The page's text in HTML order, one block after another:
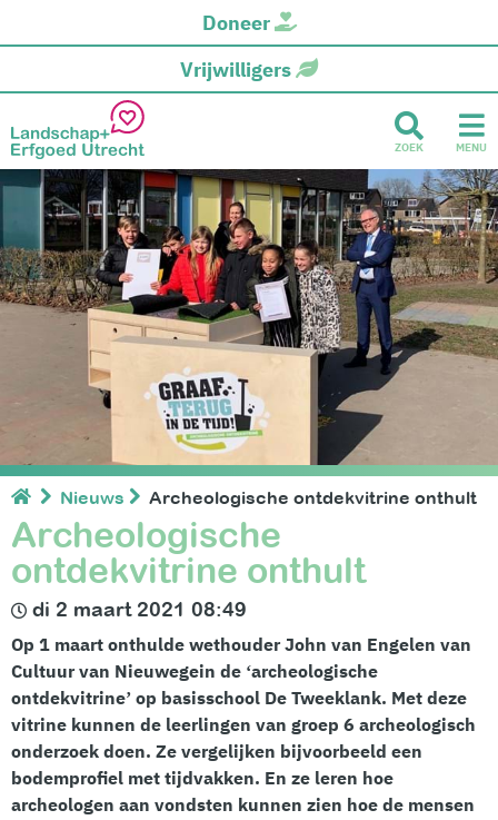
Doneer
Vrijwilligers
ZOEK MENU
Nieuws Archeologische ontdekvitrine onthult
Archeologische
ontdekvitrine onthult
di 2 maart 2021 08:49
Op 1 maart onthulde wethouder John van Engelen van
Cultuur van Nieuwegein de ‘archeologische
ontdekvitrine’ op basisschool De Tweeklank. Met deze
vitrine kunnen de leerlingen van groep 6 archeologisch
onderzoek doen. Ze vergelijken bijvoorbeeld een
bodemprofiel met tijdvakken. En ze leren hoe
archeologen aan vondsten kunnen zien hoe de mensen